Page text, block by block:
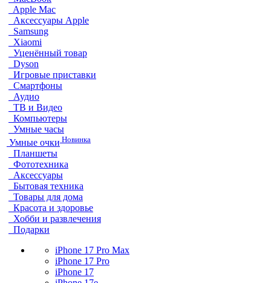
Apple Mac
Аксессуары Apple
Samsung
Xiaomi
Уценённый товар
Dyson
Игровые приставки
Смартфоны
Аудио
ТВ и Видео
Компьютеры
Умные часы
Умные очки Новинка
Планшеты
Фототехника
Аксессуары
Бытовая техника
Товары для дома
Красота и здоровье
Хобби и развлечения
Подарки
iPhone 17 Pro Max
iPhone 17 Pro
iPhone 17